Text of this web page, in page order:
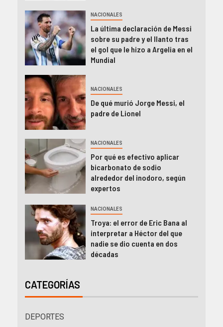
NACIONALES
La última declaración de Messi
sobre su padre y el llanto tras
el gol que le hizo a Argelia en el
Mundial
NACIONALES
De qué murió Jorge Messi, el
padre de Lionel
NACIONALES
Por qué es efectivo aplicar
bicarbonato de sodio
alrededor del inodoro, según
expertos
NACIONALES
Troya: el error de Eric Bana al
interpretar a Héctor del que
nadie se dio cuenta en dos
décadas
CATEGORÍAS
DEPORTES